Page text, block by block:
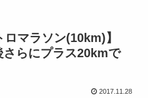
ロマラソン(10km)】
らにプラス20kmで
2017.11.28